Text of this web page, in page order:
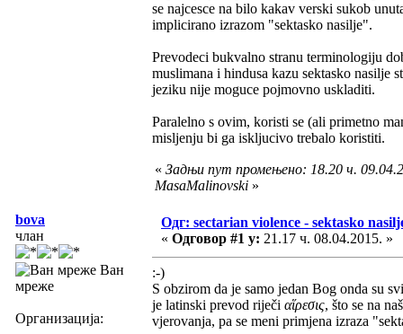
se najcesce na bilo kakav verski sukob
implicirano izrazom "sektasko nasilje".
Prevodeci bukvalno stranu terminologiju
muslimana i hindusa kazu sektasko nasilje
jeziku nije moguce pojmovno uskladiti.
Paralelno s ovim, koristi se (ali primetno
misljenju bi ga iskljucivo trebalo koristiti.
« Задњи пут промењено: 18.20 ч.
MasaMalinovski »
bova
члан
Ван
мреже
Организација:
Одг: sectarian violence - sektasko
« Одговор #1 у: 21.17 ч. 08.04.2015. »
:-)
S obzirom da je samo jedan Bog onda su
je latinski prevod riječi αἵρεσις, što se na
vjerovanja, pa se meni primjena izraza